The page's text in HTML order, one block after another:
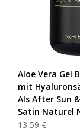
Aloe Vera Gel
mit
Als After Sun
Satin Naturel
13,59 €